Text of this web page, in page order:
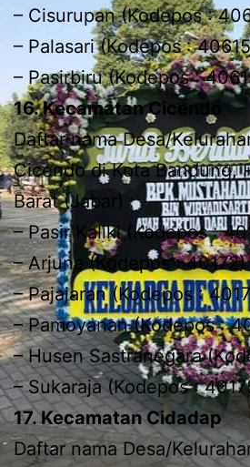
– Cisurupan (Kodepos :
– Palasari (Kodepos :
– Pasirbiru (Kodepos :
16. Kecamatan Cicendo
Daftar nama Desa/
Cicendo di Kota Bandung,
Barat (Jabar) :
– Pasir Kaliki (Kodepos :
– Arjuna (Kodepos : 40172)
– Pajajaran (Kodepos :
– Pamoyanan (Kodepos :
– Husen Sastranegara
– Sukaraja (Kodepos :
17. Kecamatan Cidadap
Daftar nama Desa/